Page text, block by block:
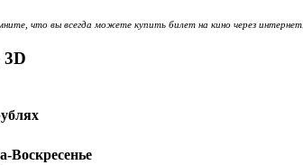
что вы всегда можете купить билет на кино через интернет.
3D
Воскресенье